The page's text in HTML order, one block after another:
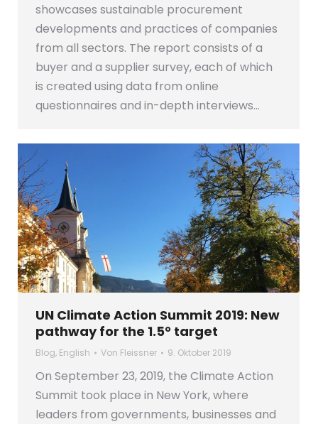
showcases sustainable procurement
developments and practices of companies
from all sectors. The report consists of a
buyer and a supplier survey, each of which
is created using data from online
questionnaires and in-depth interviews…
UN Climate Action Summit 2019: New
pathway for the 1.5° target
Blog, English Von Fleissner 9. Oktober 2019
On September 23, 2019, the Climate Action
Summit took place in New York, where
leaders from governments, businesses and